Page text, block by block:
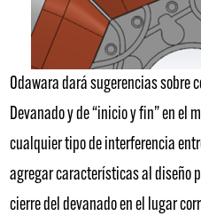
Odawara dará sugerencias sobre
Devanado y de “inicio y fin” en el
cualquier tipo de interferencia
agregar características al diseño
cierre del devanado en el lugar